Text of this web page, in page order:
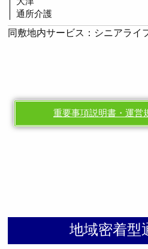
通所介護
同敷地内サービス：シニアライ
重要事項説明書・運
地域密着型